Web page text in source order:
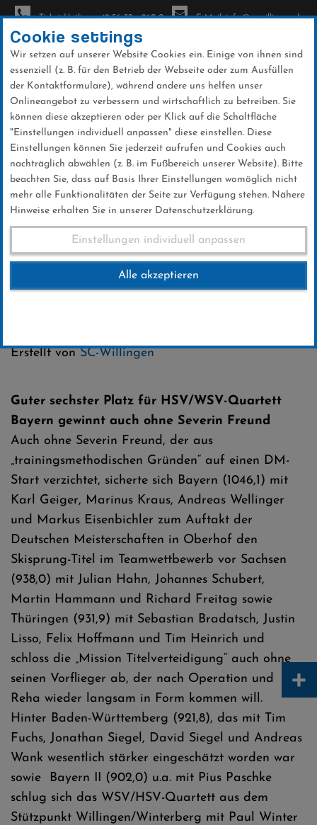
Direkt
zum
Inhalt
Ticket-Hotline: +49 56 32 - 960-0 E-Mail: info@sc-willingen.de
News
Team-Springen DM Oberhof
2016
Erstellt vonSC-Willingen
Guter sechster Platz für HSV/WSV-Quartett
Bayern gewinnt auch ohne Severin Freund
Auch ohne Severin Freund, der aus
„trainingsmethodischen Gründen“ auf einen DM-
Start verzichtet, sicherte sich Bayern (1046,1) mit
Karl Geiger, Marinus Kraus, Andreas Wellinger
und Markus Eisenbichler zum Auftakt der
Deutschen Meisterschaften in Oberhof den
Skisprung-Titel im Teamwettbewerb vor Sachsen
(938,0) mit Julian Hahn, Johannes Schubert,
Martin Hammann und Richard Freitag sowie
Thüringen (931,9) mit Sebastian Bradatsch, Justin
Lisso, Felix Hoffmann und Tim Heinrich und
schloss die „Mission Titelverteidigung“ auch ohne
seinen Vorflieger ab, der nach Operation und
Reha wieder langsam in Form kommen will.
Hinter Baden-Württemberg (921,8), das mit Tim
Fuchs, Jonathan Siegel, David Siegel und Andreas
Wank wesentlich stärker eingeschätzt worden war
sowie Bayern II (902,0) u.a. mit Pius Paschke
schlug sich das WSV/HSV-Quartett aus dem
Stützpunkt Willingen/Winterberg mit Paul Winter
Cookie settings
Wir setzen auf unserer Website Cookies ein. Einige von ihnen sind
essenziell (z. B. für den Betrieb der Webseite oder zum Ausfüllen
der Kontaktformulare), während andere uns helfen unser
Onlineangebot zu verbessern und wirtschaftlich zu betreiben. Sie
können diese akzeptieren oder per Klick auf die Schaltfläche
"Einstellungen individuell anpassen" diese einstellen. Diese
Einstellungen können Sie jederzeit aufrufen und Cookies auch
nachträglich abwählen (z. B. im Fußbereich unserer Website). Bitte
beachten Sie, dass auf Basis Ihrer Einstellungen womöglich nicht
mehr alle Funktionalitäten der Seite zur Verfügung stehen. Nähere
Hinweise erhalten Sie in unserer Datenschutzerklärung.
Einstellungen individuell anpassen
Alle akzeptieren
+